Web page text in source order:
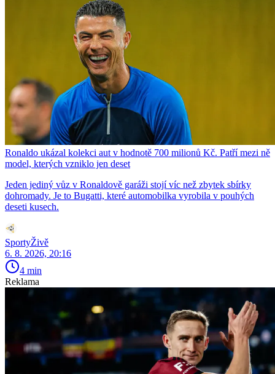
Ronaldo ukázal kolekci aut v hodnotě 700 milionů Kč. Patří mezi ně
model, kterých vzniklo jen deset
Jeden jediný vůz v Ronaldově garáži stojí víc než zbytek sbírky
dohromady. Je to Bugatti, které automobilka vyrobila v pouhých
deseti kusech.
SportyŽivě
6. 8. 2026, 20:16
4 min
Reklama